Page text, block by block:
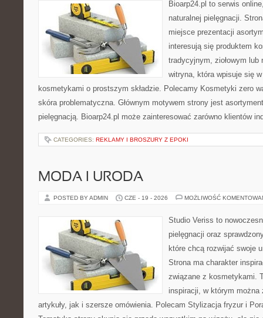
Bioarp24.pl to serwis
naturalnej pielęgnacji.
miejsce prezentacji
interesują się produktem
tradycyjnym, ziołowym lub
witryna, która wpisuje się
kosmetykami o prostszym składzie. Polecamy Kosmetyki zero
skóra problematyczna. Głównym motywem strony jest
pielęgnacją. Bioarp24.pl może zainteresować zarówno klientów
CATEGORIES: REKLAMY I BROSZURY Z EPOKI
MODA I URODA
POSTED BY ADMIN CZE - 19 - 2026 MOŻLIWOŚĆ
Studio Veriss to
pielęgnacji oraz
które chcą rozwijać swoje
Strona ma charakter
związane z kosmetykami.
inspiracji, w którym
artykuły, jak i szersze omówienia. Polecam Stylizacja fryzur i